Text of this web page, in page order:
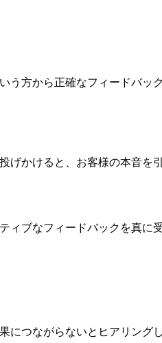
う方から正確なフィードバッ
かけると、お客様の本音を
ブなフィードバックを真
つながらないとヒアリング